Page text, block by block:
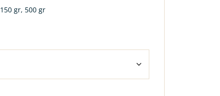
gr, 500 gr